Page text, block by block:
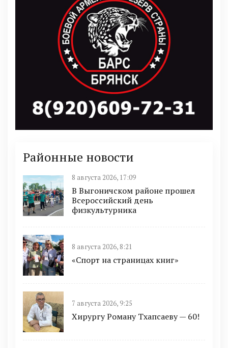
Районные новости
8 августа 2026, 17:09
В Выгоничском районе прошел
Всероссийский день
физкультурника
8 августа 2026, 8:21
«Спорт на страницах книг»
7 августа 2026, 9:25
Хирургу Роману Тхапсаеву — 60!